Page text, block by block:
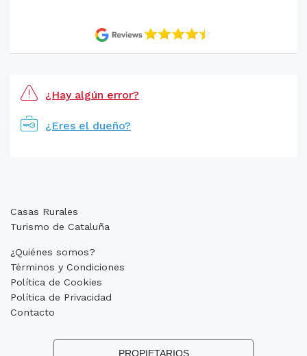
¿Hay algún error?
¿Eres el dueño?
Casas Rurales
Turismo de Cataluña
¿Quiénes somos?
Términos y Condiciones
Política de Cookies
Política de Privacidad
Contacto
PROPIETARIOS